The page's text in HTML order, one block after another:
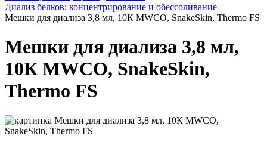
Диализ белков: концентрирование и обессоливание
Мешки для диализа 3,8 мл, 10К MWCO, SnakeSkin, Thermo FS
Мешки для диализа 3,8 мл,
10К MWCO, SnakeSkin,
Thermo FS